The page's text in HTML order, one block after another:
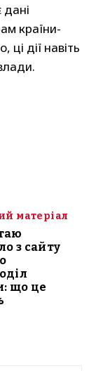
країни-
дії навіть
матеріал
з сайту
що це